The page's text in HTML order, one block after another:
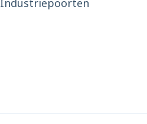
Industriepoorten